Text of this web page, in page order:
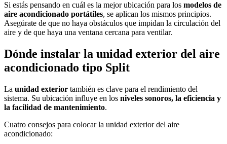
Si estás pensando en cuál es la mejor ubicación para los modelos de
aire acondicionado portátiles, se aplican los mismos principios.
Asegúrate de que no haya obstáculos que impidan la circulación del
aire y de que haya una ventana cercana para ventilar.
Dónde instalar la unidad exterior del aire
acondicionado tipo Split
La unidad exterior también es clave para el rendimiento del
sistema. Su ubicación influye en los niveles sonoros, la eficiencia y
la facilidad de mantenimiento.
Cuatro consejos para colocar la unidad exterior del aire
acondicionado: